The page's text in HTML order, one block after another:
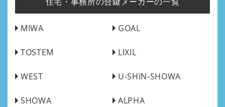
MIWA GOAL
TOSTEM LIXIL
WEST U-SHIN-SHOWA
SHOWA ALPHA